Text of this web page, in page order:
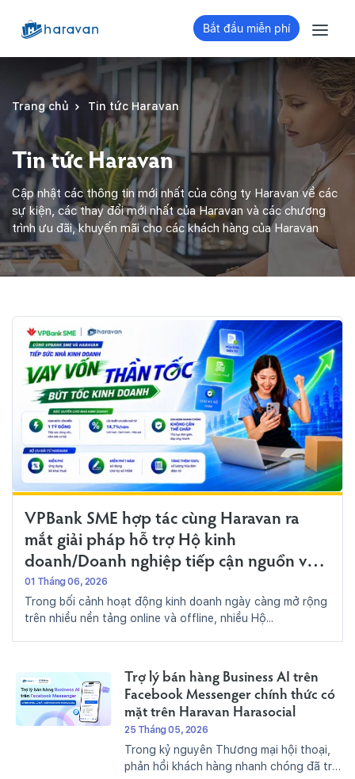
Bắt đầu miễn phí
Trang chủ Tin tức Haravan
Tin tức Haravan
Cập nhật các thông tin mới nhất của công ty Haravan về các
sự kiện, các thay đổi mới nhất của Haravan và các chương
trình ưu đãi, khuyến mãi cho các khách hàng của Haravan
VPBank SME hợp tác cùng Haravan ra
mắt giải pháp hỗ trợ Hộ kinh
doanh/Doanh nghiệp tiếp cận nguồn vốn
và quản lý thuế, hóa đơn điện tử hiệu
quả
01 Tháng 06, 2026
Trong bối cảnh hoạt động kinh doanh ngày càng mở rộng
trên nhiều nền tảng online và offline, nhiều Hộ...
Trợ lý bán hàng Business AI trên
Facebook Messenger chính thức có
mặt trên Haravan Harasocial
25 Tháng 05, 2026
Trong kỷ nguyên Thương mại hội thoại,
phản hồi khách hàng nhanh chóng đã trở